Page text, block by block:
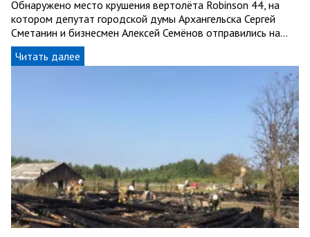
Обнаружено место крушения вертолёта Robinson 44, на
котором депутат городской думы Архангельска Сергей
Сметанин и бизнесмен Алексей Семёнов отправились на…
Читать далее